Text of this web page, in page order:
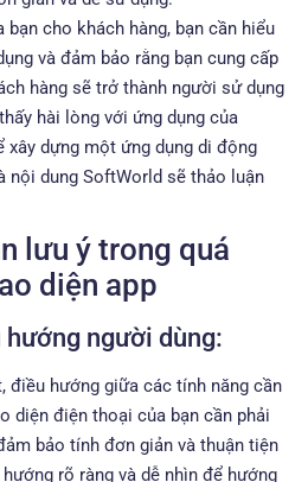
cho khách hàng, bạn cần hiểu
và đảm bảo rằng bạn cung cấp
hàng sẽ trở thành người sử dụng
hài lòng với ứng dụng của
xây dựng một ứng dụng di động
nội dung SoftWorld sẽ thảo luận
lưu ý trong quá
diện app
người dùng:
điều hướng giữa các tính năng cần
diện điện thoại của bạn cần phải
bảo tính đơn giản và thuận tiện
rõ ràng và dễ nhìn để hướng